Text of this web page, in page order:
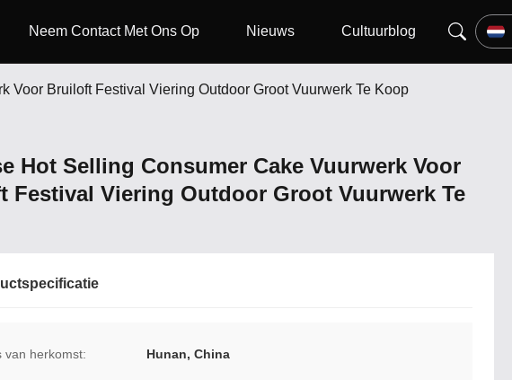
Neem Contact Met Ons Op Nieuws Cultuurblog
Voor Bruiloft Festival Viering Outdoor Groot Vuurwerk Te Koop
Hot Selling Consumer Cake Vuurwerk Voor
Festival Viering Outdoor Groot Vuurwerk Te
van herkomst: Hunan, China